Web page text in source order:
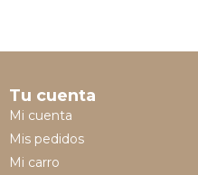
Tu cuenta
Mi cuenta
Mis pedidos
Mi carro